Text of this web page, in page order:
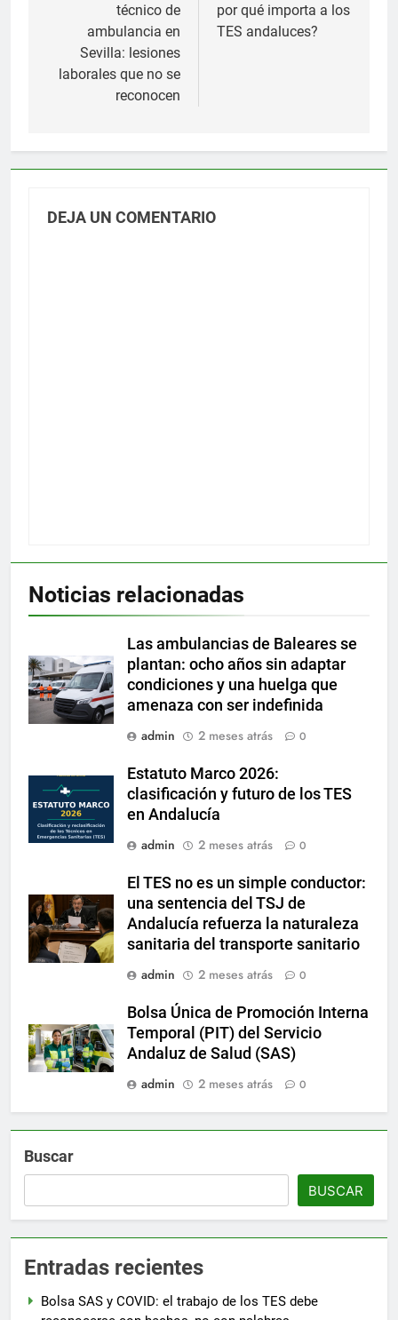
entradas
técnico de
ambulancia en
Sevilla: lesiones
laborales que no se
reconocen
por qué importa a los
TES andaluces?
DEJA UN COMENTARIO
Noticias relacionadas
Las ambulancias de Baleares se
plantan: ocho años sin adaptar
condiciones y una huelga que
amenaza con ser indefinida
admin
2 meses atrás 0
Estatuto Marco 2026:
clasificación y futuro de los TES
en Andalucía
admin
2 meses atrás 0
El TES no es un simple conductor:
una sentencia del TSJ de
Andalucía refuerza la naturaleza
sanitaria del transporte sanitario
admin
2 meses atrás 0
Bolsa Única de Promoción Interna
Temporal (PIT) del Servicio
Andaluz de Salud (SAS)
admin
2 meses atrás 0
Buscar
BUSCAR
Entradas recientes
Bolsa SAS y COVID: el trabajo de los TES debe